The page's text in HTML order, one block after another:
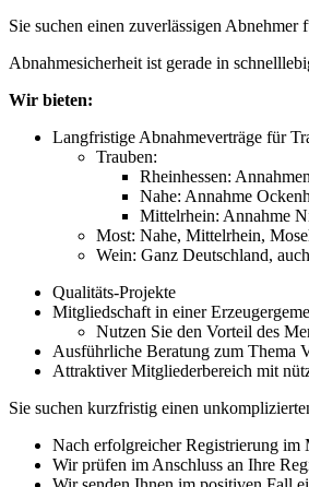
Sie suchen einen zuverlässigen
Abnahmesicherheit ist gerade in
Wir bieten:
Langfristige Abnahmeverträge für
Trauben:
Rheinhessen:
Nahe: Annahme
Mittelrhein: Annahme
Most: Nahe, Mittelrhein,
Wein: Ganz Deutschland,
Qualitäts-Projekte
Mitgliedschaft in einer
Nutzen Sie den Vorteil des
Ausführliche Beratung zum Thema
Attraktiver Mitgliederbereich mit
Sie suchen kurzfristig einen
Nach erfolgreicher Registrierung im
Wir prüfen im Anschluss an Ihre